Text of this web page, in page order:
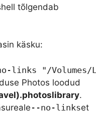
tõlgendab
käsku:
links "/Volumes/
Photos loodud
.
--no-linkset